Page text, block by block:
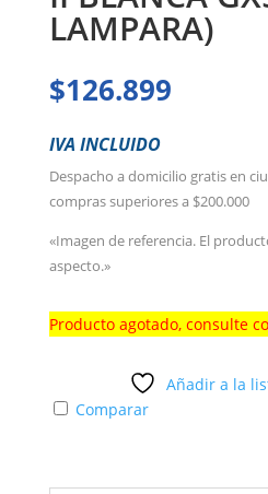
LAMPARA)
$126.899
IVA INCLUIDO
Despacho a domicilio gratis en
compras superiores a $200.000
«Imagen de referencia. El
aspecto.»
Producto agotado, consulte
Añadir a la
Comparar